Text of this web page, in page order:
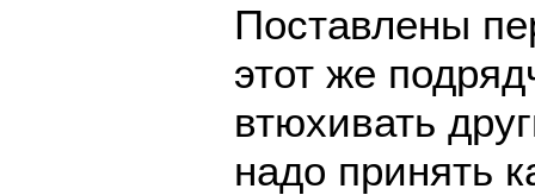
Поставлены
этот же
втюхивать
надо принять